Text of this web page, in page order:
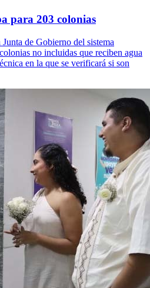
para 203 colonias
de Gobierno del sistema
no incluidas que reciben agua
en la que se verificará si son